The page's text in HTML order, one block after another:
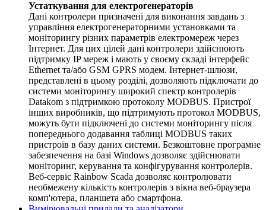
Устаткування для електрогенераторів
Дані контролери призначені для виконання завдань з
управління електрогенераторними установками та
моніторингу різних параметрів електромереж через
Інтернет. Для цих цілей дані контролери здійснюють
підтримку IP мереж і мають у своєму складі інтерфейс
Ethernet та/або GSM GPRS модем. Інтернет-шлюзи,
представлені в цьому розділі, дозволяють підключати до
системи моніторингу широкий спектр контролерів
Datakom з підтримкою протоколу MODBUS. Пристрої
інших виробників, що підтримують протокол MODBUS,
можуть бути підключені до системи моніторингу після
попереднього додавання таблиці MODBUS таких
пристроїв в базу даних системи. Безкоштовне програмне
забезпечення на базі Windows дозволяє здійснювати
моніторинг, керування та конфігурування контролерів.
Веб-сервіс Rainbow Scada дозволяє контролювати
необмежену кількість контролерів з вікна веб-браузера
комп'ютера, планшета або смартфона.